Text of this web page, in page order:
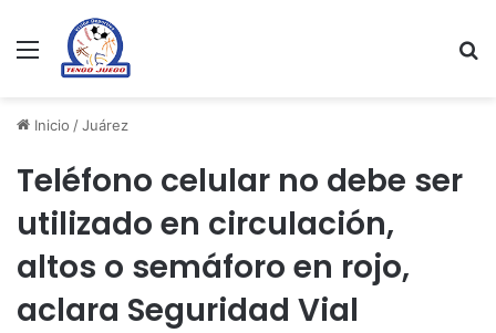
Menu
Inicio /Juárez
Teléfono celular no debe ser
utilizado en circulación,
altos o semáforo en rojo,
aclara Seguridad Vial